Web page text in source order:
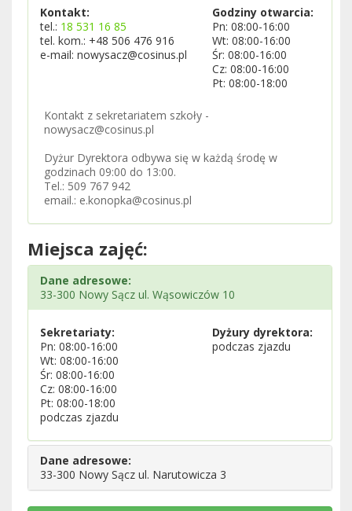
Kontakt:
tel.: 18 531 16 85
tel. kom.: +48 506 476 916
e-mail: nowysacz@cosinus.pl
Godziny otwarcia:
Pn: 08:00-16:00
Wt: 08:00-16:00
Śr: 08:00-16:00
Cz: 08:00-16:00
Pt: 08:00-18:00
Kontakt z sekretariatem szkoły -
nowysacz@cosinus.pl
Dyżur Dyrektora odbywa się w każdą środę w
godzinach 09:00 do 13:00.
Tel.: 509 767 942
email.: e.konopka@cosinus.pl
Miejsca zajęć:
Dane adresowe:
33-300 Nowy Sącz ul. Wąsowiczów 10
Sekretariaty:
Pn: 08:00-16:00
Wt: 08:00-16:00
Śr: 08:00-16:00
Cz: 08:00-16:00
Pt: 08:00-18:00
podczas zjazdu
Dyżury dyrektora:
podczas zjazdu
Dane adresowe:
33-300 Nowy Sącz ul. Narutowicza 3